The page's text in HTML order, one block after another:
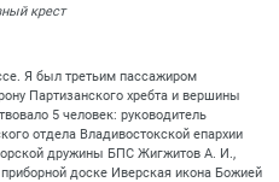
крест
Я был третьим пассажиром
Партизанского хребта и вершины
5 человек: руководитель
отдела Владивостокской епархии
дружины БПС Жигжитов А. И.,
доске Иверская икона Божией